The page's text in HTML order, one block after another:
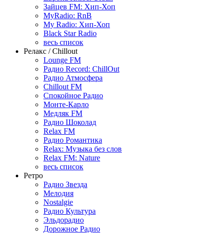
Зайцев FM: Хип-Хоп
MyRadio: RnB
My Radio: Хип-Хоп
Black Star Radio
весь список
Релакс / Chillout
Lounge FM
Радио Record: ChillOut
Радио Атмосфера
Chillout FM
Спокойное Радио
Монте-Карло
Медляк FM
Радио Шоколад
Relax FM
Радио Романтика
Relax: Музыка без слов
Relax FM: Nature
весь список
Ретро
Радио Звезда
Мелодия
Nostalgie
Радио Культура
Эльдорадио
Дорожное Радио